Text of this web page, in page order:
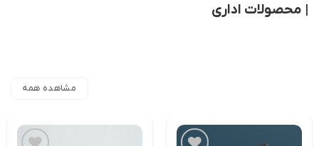
| محصولات اداری
مشاهده همه